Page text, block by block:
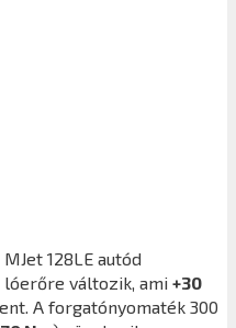
MJet 128LE autód
változik, ami +30
A forgatónyomaték 300